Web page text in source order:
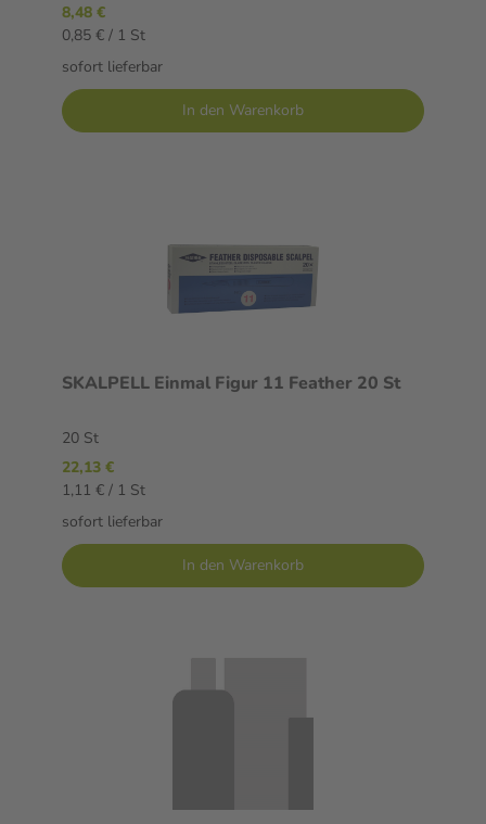
8,48 €
0,85 € / 1 St
sofort lieferbar
In den Warenkorb
SKALPELL Einmal Figur 11 Feather 20 St
20 St
22,13 €
1,11 € / 1 St
sofort lieferbar
In den Warenkorb